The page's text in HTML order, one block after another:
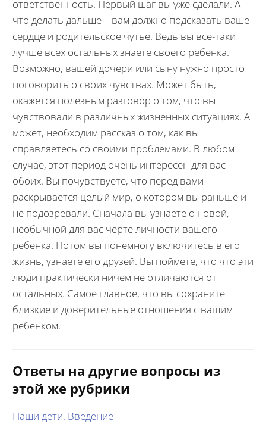
ответственность. Первый шаг вы уже сделали. А
что делать дальше—вам должно подсказать ваше
сердце и родительское чутье. Ведь вы все-таки
лучше всех остальных знаете своего ребенка.
Возможно, вашей дочери или сыну нужно просто
поговорить о своих чувствах. Может быть,
окажется полезным разговор о том, что вы
чувствовали в различных жизненных ситуациях. А
может, необходим рассказ о том, как вы
справляетесь со своими проблемами. В любом
случае, этот период очень интересен для вас
обоих. Вы почувствуете, что перед вами
раскрывается целый мир, о котором вы раньше и
не подозревали. Сначала вы узнаете о новой,
необычной для вас черте личности вашего
ребенка. Потом вы понемногу включитесь в его
жизнь, узнаете его друзей. Вы поймете, что что эти
люди практически ничем не отличаются от
остальных. Самое главное, что вы сохраните
близкие и доверительные отношения с вашим
ребенком.
Ответы на другие вопросы из
этой же рубрики
Наши дети. Введение